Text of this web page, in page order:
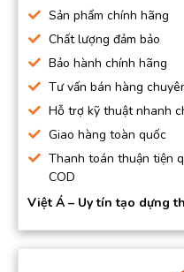
Sản phẩm chính hãng
Chất lượng đảm bảo
Bảo hành chính hãng
Tư vấn bán hàng
Hỗ trợ kỹ thuật nhanh
Giao hàng toàn quốc
Thanh toán thuận tiện
COD
Việt Á – Uy tín tạo dựng